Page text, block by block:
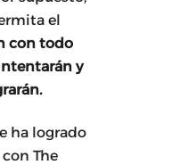
el
con todo
y
ha logrado
The